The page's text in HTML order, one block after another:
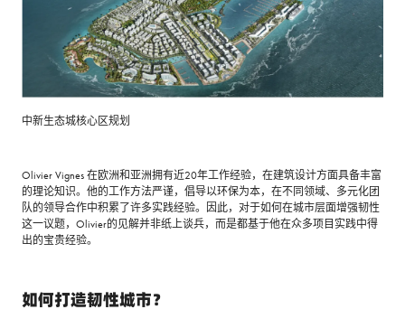
中新生态城核心区规划
Olivier Vignes 在欧洲和亚洲拥有近20年工作经验，在建筑设计方面具备丰富
的理论知识。他的工作方法严谨，倡导以环保为本，在不同领域、多元化团
队的领导合作中积累了许多实践经验。因此，对于如何在城市层面增强韧性
这一议题，Olivier的见解并非纸上谈兵，而是都基于他在众多项目实践中得
出的宝贵经验。
如何打造韧性城市？